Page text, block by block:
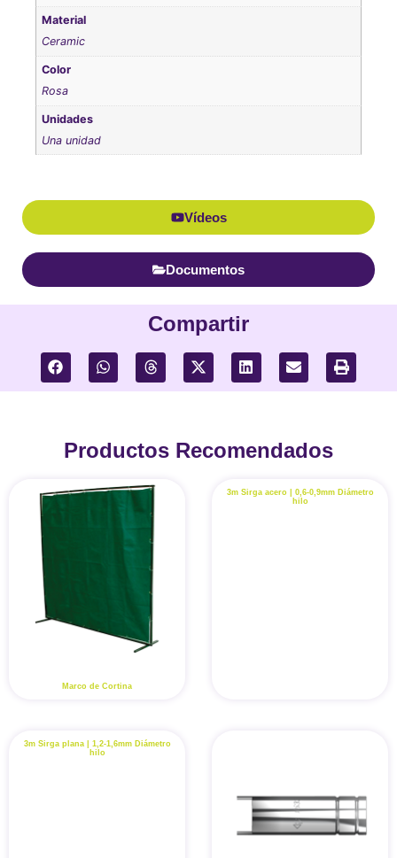
Material
Ceramic
Color
Rosa
Unidades
Una unidad
Vídeos
Documentos
Compartir
Productos Recomendados
Marco de Cortina
3m Sirga acero | 0,6-0,9mm Diámetro
hilo
3m Sirga plana | 1,2-1,6mm Diámetro
hilo